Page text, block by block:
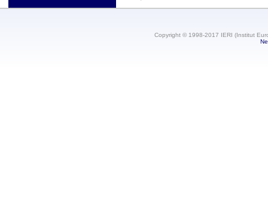
Copyright © 1998-2017 IERI (Institut